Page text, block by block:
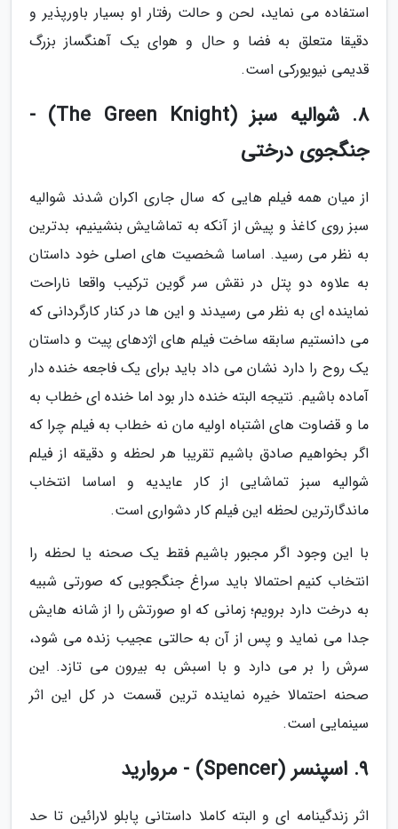
استفاده می نماید، لحن و حالت رفتار او بسیار باورپذیر و
دقیقا متعلق به فضا و حال و هوای یک آهنگساز بزرگ
قدیمی نیویورکی است.
8. شوالیه سبز (The Green Knight) -
جنگجوی درختی
از میان همه فیلم هایی که سال جاری اکران شدند شوالیه
سبز روی کاغذ و پیش از آنکه به تماشایش بنشینیم، بدترین
به نظر می رسید. اساسا شخصیت های اصلی خود داستان
به علاوه دو پتل در نقش سر گوین ترکیب واقعا ناراحت
نماینده ای به نظر می رسیدند و این ها در کنار کارگردانی که
می دانستیم سابقه ساخت فیلم های اژدهای پیت و داستان
یک روح را دارد نشان می داد باید برای یک فاجعه خنده دار
آماده باشیم. نتیجه البته خنده دار بود اما خنده ای خطاب به
ما و قضاوت های اشتباه اولیه مان نه خطاب به فیلم چرا که
اگر بخواهیم صادق باشیم تقریبا هر لحظه و دقیقه از فیلم
شوالیه سبز تماشایی از کار عایدیه و اساسا انتخاب
ماندگارترین لحظه این فیلم کار دشواری است.
با این وجود اگر مجبور باشیم فقط یک صحنه یا لحظه را
انتخاب کنیم احتمالا باید سراغ جنگجویی که صورتی شبیه
به درخت دارد برویم؛ زمانی که او صورتش را از شانه هایش
جدا می نماید و پس از آن به حالتی عجیب زنده می شود،
سرش را بر می دارد و با اسبش به بیرون می تازد. این
صحنه احتمالا خیره نماینده ترین قسمت در کل این اثر
سینمایی است.
9. اسپنسر (Spencer) - مروارید
اثر زندگینامه ای و البته کاملا داستانی پابلو لارائین تا حد